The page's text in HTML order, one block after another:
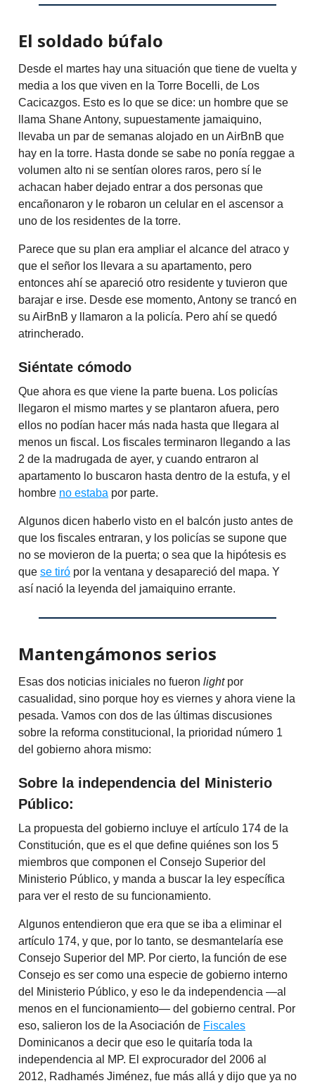
El soldado búfalo
Desde el martes hay una situación que tiene de vuelta y
media a los que viven en la Torre Bocelli, de Los
Cacicazgos. Esto es lo que se dice: un hombre que se
llama Shane Antony, supuestamente jamaiquino,
llevaba un par de semanas alojado en un AirBnB que
hay en la torre. Hasta donde se sabe no ponía reggae a
volumen alto ni se sentían olores raros, pero sí le
achacan haber dejado entrar a dos personas que
encañonaron y le robaron un celular en el ascensor a
uno de los residentes de la torre.
Parece que su plan era ampliar el alcance del atraco y
que el señor los llevara a su apartamento, pero
entonces ahí se apareció otro residente y tuvieron que
barajar e irse. Desde ese momento, Antony se trancó en
su AirBnB y llamaron a la policía. Pero ahí se quedó
atrincherado.
Siéntate cómodo
Que ahora es que viene la parte buena. Los policías
llegaron el mismo martes y se plantaron afuera, pero
ellos no podían hacer más nada hasta que llegara al
menos un fiscal. Los fiscales terminaron llegando a las
2 de la madrugada de ayer, y cuando entraron al
apartamento lo buscaron hasta dentro de la estufa, y el
hombre no estaba por parte.
Algunos dicen haberlo visto en el balcón justo antes de
que los fiscales entraran, y los policías se supone que
no se movieron de la puerta; o sea que la hipótesis es
que se tiró por la ventana y desapareció del mapa. Y
así nació la leyenda del jamaiquino errante.
Mantengámonos serios
Esas dos noticias iniciales no fueron lightpor
casualidad, sino porque hoy es viernes y ahora viene la
pesada. Vamos con dos de las últimas discusiones
sobre la reforma constitucional, la prioridad número 1
del gobierno ahora mismo:
Sobre la independencia del Ministerio
Público:
La propuesta del gobierno incluye el artículo 174 de la
Constitución, que es el que define quiénes son los 5
miembros que componen el Consejo Superior del
Ministerio Público, y manda a buscar la ley específica
para ver el resto de su funcionamiento.
Algunos entendieron que era que se iba a eliminar el
artículo 174, y que, por lo tanto, se desmantelaría ese
Consejo Superior del MP. Por cierto, la función de ese
Consejo es ser como una especie de gobierno interno
del Ministerio Público, y eso le da independencia —al
menos en el funcionamiento— del gobierno central. Por
eso, salieron los de la Asociación de Fiscales
Dominicanos a decir que eso le quitaría toda la
independencia al MP. El exprocurador del 2006 al
2012, Radhamés Jiménez, fue más allá y dijo que ya no